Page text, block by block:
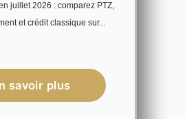
juillet 2026 : comparez PTZ,
et crédit classique sur...
savoir plus